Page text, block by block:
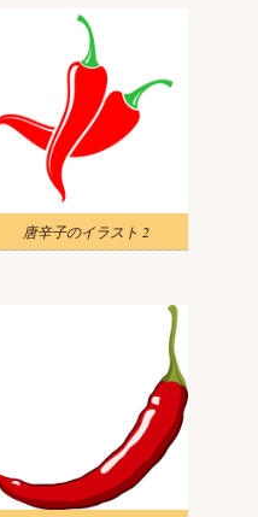
唐辛子のイラスト 2